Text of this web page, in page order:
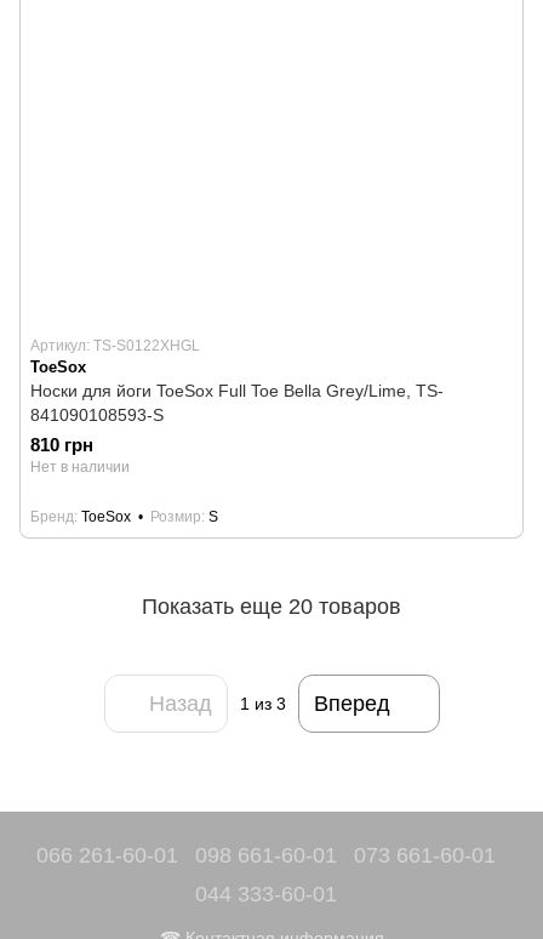
Артикул: TS-S0122XHGL
ToeSox
Носки для йоги ToeSox Full Toe Bella Grey/Lime, TS-
841090108593-S
810 грн
Нет в наличии
Бренд ToeSox Розмир S
Показать еще 20 товаров
Назад 1из 3 Вперед
066 261-60-01 098 661-60-01
073 661-60-01
044 333-60-01